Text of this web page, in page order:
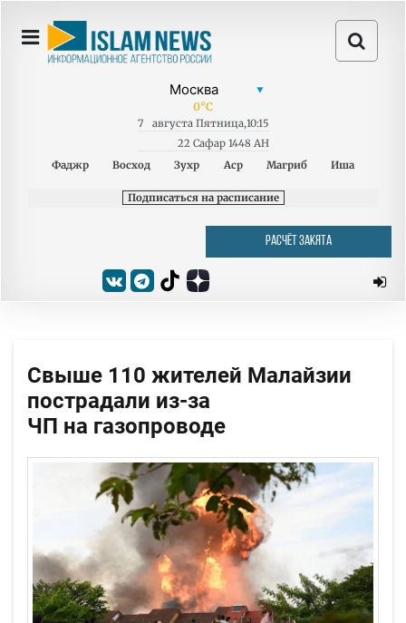
0°C
7 августа Пятница,10:15
22 Сафар 1448 AH
Фаджр
Восход Зухр Аср Магриб Иша
Подписаться на расписание
РАСЧЁТ ЗАКЯТА
Свыше 110 жителей Малайзии
пострадали из-за
ЧП на газопроводе